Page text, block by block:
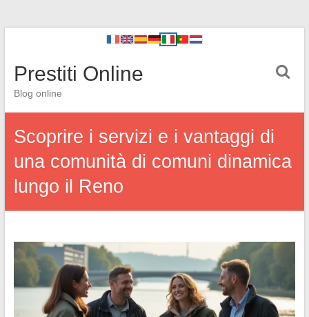
Prestiti Online
Blog online
Scoprire i servizi e i vantaggi di
una comunità di comuni dinamica
lungo il Reno